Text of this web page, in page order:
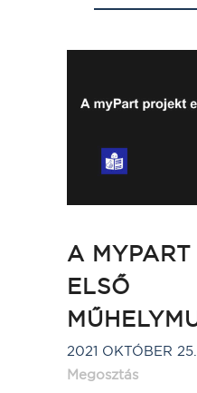
A
ELSŐ
2021 OKTÓBER 25.
Megosztás